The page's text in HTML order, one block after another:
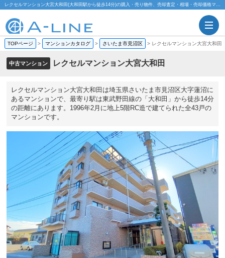
レクセルマンション大宮大和田(大和田駅から徒歩14分)の購入・売り物件、売却査定・相場・売却価格マンション情報｜株式会社A-LINE
TOPページ > マンションカタログ > さいたま市見沼区 > レクセルマンション大宮大和田
中古マンション レクセルマンション大宮大和田
レクセルマンション大宮大和田は埼玉県さいたま市見沼区大字蓮沼に
あるマンションで、最寄り駅は東武野田線の「大和田」から徒歩14分
の距離にあります。1996年2月に地上5階RC造で建てられた全43戸の
マンションです。